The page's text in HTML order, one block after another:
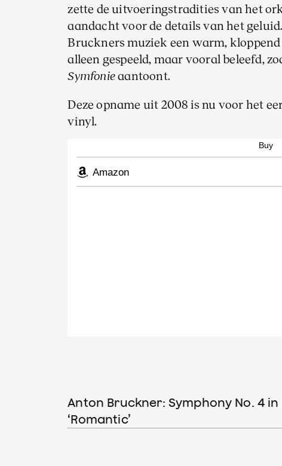
zette de uitvoeringstradities van het
aandacht voor de details van het
Bruckners muziek een warm,
alleen gespeeld, maar vooral beleefd,
Symfonieaantoont.
Deze opname uit 2008 is nu voor het
vinyl.
Anton Bruckner: Symphony No. 4 in
‘Romantic’